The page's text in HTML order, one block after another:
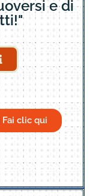
e di
clic qui